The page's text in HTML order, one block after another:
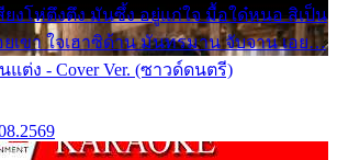
ยงโห่ตึงตึง มันซึ้ง อยู่แก่ใจ มื้อใด๋หนอ สิเป็น
ยเขา ใจเฮาซิด้าน มันทรมาน จับจาน เอย…
แต่ง - Cover Ver. (ซาวด์ดนตรี)